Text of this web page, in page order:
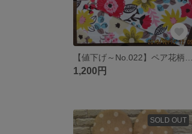
1,200円
SOLD OUT